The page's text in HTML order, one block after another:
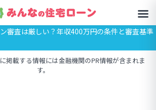
審査は厳しい？年収400万円の条件と審査基準
掲載する情報には金融機関のPR情報が含まれま
す。